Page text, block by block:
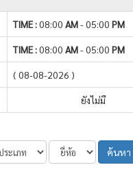
TIME :08:00 AM- 05:00 PM
TIME :08:00 AM- 05:00 PM
( 08-08-2026 )
ยังไม่มี
ค้นหา